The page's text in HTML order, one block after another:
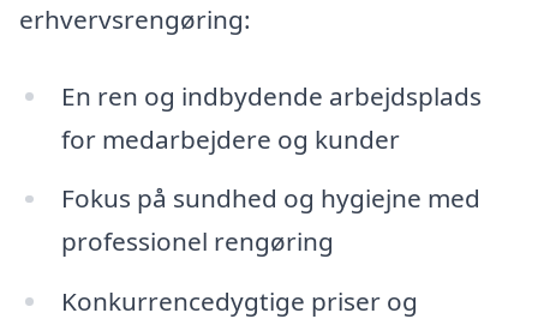
erhvervsrengøring:
En ren og indbydende arbejdsplads
for medarbejdere og kunder
Fokus på sundhed og hygiejne med
professionel rengøring
Konkurrencedygtige priser og